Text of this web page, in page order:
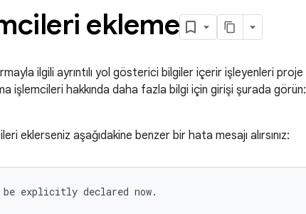
ekleme
ilgili ayrıntılı yol gösterici bilgiler içerir işleyenleri proje
işlemcileri hakkında daha fazla bilgi için girişi şurada görün:
eklerseniz aşağıdakine benzer bir hata mesajı alırsınız: